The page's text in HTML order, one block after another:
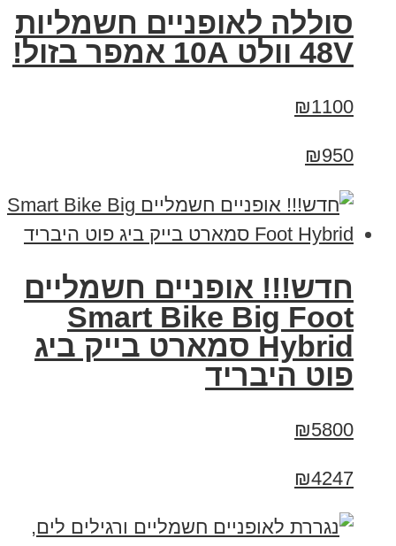
סוללה לאופניים חשמליות
48V וולט 10A אמפר בזול!
₪1100
₪950
חדש!!! אופניים חשמליים
Smart Bike Big Foot
Hybrid סמארט בייק ביג
פוט היבריד
₪5800
₪4247